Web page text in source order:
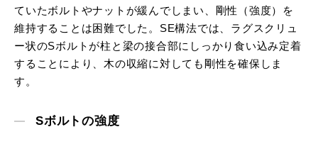
ていたボルトやナットが緩んでしまい、剛性（強度）を
維持することは困難でした。SE構法では、ラグスクリュ
ー状のSボルトが柱と梁の接合部にしっかり食い込み定着
することにより、木の収縮に対しても剛性を確保しま
す。
Sボルトの強度